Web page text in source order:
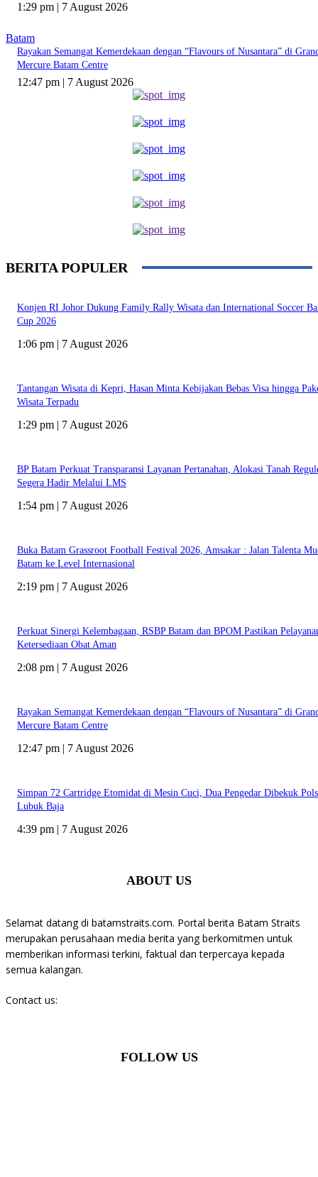
1:29 pm | 7 August 2026
Batam
Rayakan Semangat Kemerdekaan dengan “Flavours of Nusantara” di
Mercure Batam Centre
12:47 pm | 7 August 2026
BERITA POPULER
Konjen RI Johor Dukung Family Rally Wisata dan International Soccer
Cup 2026
1:06 pm | 7 August 2026
Tantangan Wisata di Kepri, Hasan Minta Kebijakan Bebas Visa hingga
Wisata Terpadu
1:29 pm | 7 August 2026
BP Batam Perkuat Transparansi Layanan Pertanahan, Alokasi Tanah
Segera Hadir Melalui LMS
1:54 pm | 7 August 2026
Buka Batam Grassroot Football Festival 2026, Amsakar : Jalan Talenta
Batam ke Level Internasional
2:19 pm | 7 August 2026
Perkuat Sinergi Kelembagaan, RSBP Batam dan BPOM Pastikan
Ketersediaan Obat Aman
2:08 pm | 7 August 2026
Rayakan Semangat Kemerdekaan dengan “Flavours of Nusantara” di
Mercure Batam Centre
12:47 pm | 7 August 2026
Simpan 72 Cartridge Etomidat di Mesin Cuci, Dua Pengedar Dibekuk
Lubuk Baja
4:39 pm | 7 August 2026
ABOUT US
Selamat datang di batamstraits.com. Portal berita Batam Straits
merupakan perusahaan media berita yang berkomitmen untuk
memberikan informasi terkini, faktual dan terpercaya kepada
semua kalangan.
Contact us:
FOLLOW US